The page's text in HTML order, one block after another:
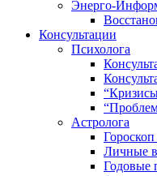
Энерго-
Консультации
Психолога
Астролога
Личные
Годовые